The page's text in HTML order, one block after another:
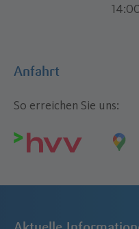
Anfahrt
So erreichen Sie uns: